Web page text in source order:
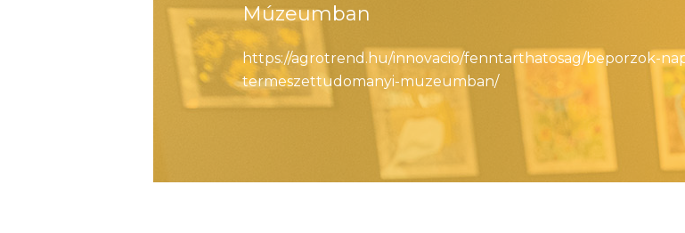
Múzeumban
https://agrotrend.hu/innovacio/fenntarthatosag/beporzok-
termeszettudomanyi-muzeumban/